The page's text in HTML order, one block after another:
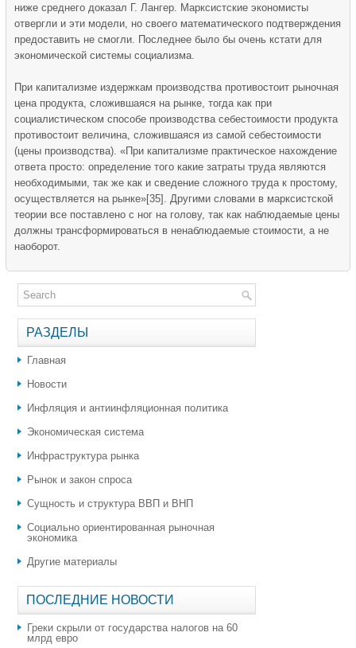
ниже среднего доказал Г. Лангер. Марксистские экономисты
отвергли и эти модели, но своего математического подтверждения
предоставить не смогли. Последнее было бы очень кстати для
экономической системы социализма.
При капитализме издержкам производства противостоит рыночная
цена продукта, сложившаяся на рынке, тогда как при
социалистическом способе производства себестоимости продукта
противостоит величина, сложившаяся из самой себестоимости
(цены производства). «При капитализме практическое нахождение
ответа просто: определение того какие затраты труда являются
необходимыми, так же как и сведение сложного труда к простому,
осуществляется на рынке»[35]. Другими словами в марксистской
теории все поставлено с ног на голову, так как наблюдаемые цены
должны трансформироваться в ненаблюдаемые стоимости, а не
наоборот.
РАЗДЕЛЫ
Главная
Новости
Инфляция и антиинфляционная политика
Экономическая система
Инфраструктура рынка
Рынок и закон спроса
Сущность и структура ВВП и ВНП
Социально ориентированная рыночная
экономика
Другие материалы
ПОСЛЕДНИЕ НОВОСТИ
Греки скрыли от государства налогов на 60
млрд евро